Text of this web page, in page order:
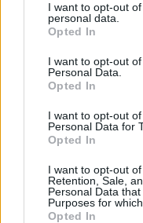
I want to opt-out
personal data.
Opted In
I want to opt-out
Personal Data.
Opted In
I want to opt-out
Personal Data for
Opted In
I want to opt-out
Retention, Sale,
Personal Data
Purposes for
Opted In
Πριν 8 ημέρες
Τρίτος στη
Ελλάδας–Κύπρου